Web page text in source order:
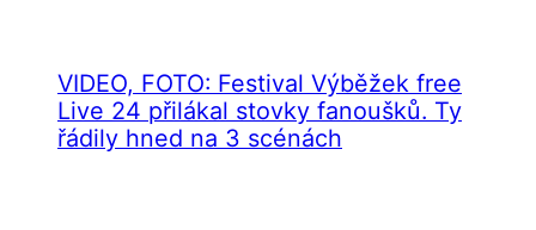
VIDEO, FOTO: Festival Výběžek free
Live 24 přilákal stovky fanoušků. Ty
řádily hned na 3 scénách